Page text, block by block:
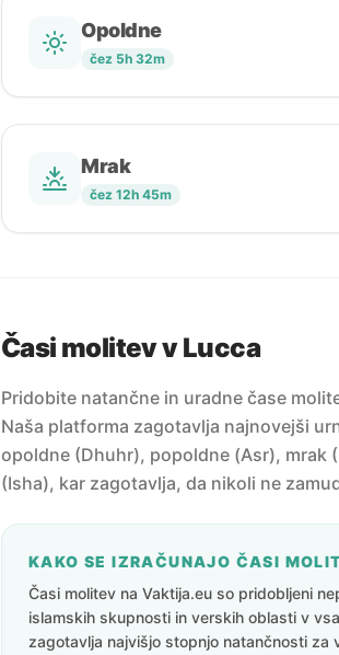
Opoldne
čez 5h 32m
Mrak
čez 12h 45m
Časi molitev v Lucca
Pridobite natančne in uradne čase
Naša platforma zagotavlja najnovejši
opoldne (Dhuhr), popoldne (Asr), mrak
(Isha), kar zagotavlja, da nikoli ne
KAKO SE IZRAČUNAJO ČASI
Časi molitev na Vaktija.eu so pridobljeni
islamskih skupnosti in verskih oblasti v
zagotavlja najvišjo stopnjo natančnosti za